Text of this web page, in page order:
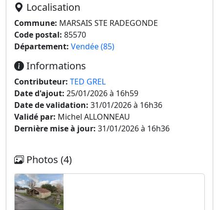
Localisation
Commune: MARSAIS STE RADEGONDE
Code postal: 85570
Département: Vendée (85)
Informations
Contributeur: TED GREL
Date d'ajout: 25/01/2026 à 16h59
Date de validation: 31/01/2026 à 16h36
Validé par: Michel ALLONNEAU
Dernière mise à jour: 31/01/2026 à 16h36
Photos (4)